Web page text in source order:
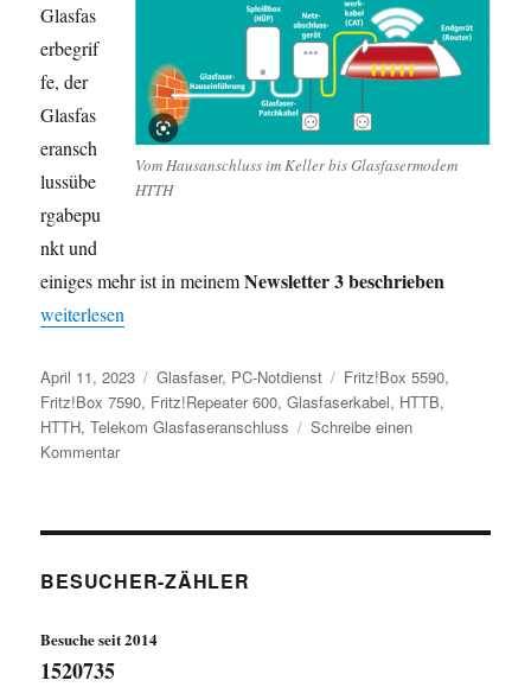
Vom Hausanschluss im Keller bis Glasfasermodem
HTTH
Glasfas
erbegrif
fe, der
Glasfas
eransch
lussübe
rgabepu
nkt und
einiges mehr ist in meinemNewsletter 3 beschrieben
„Newsletter 3 – Glasfaseranschluss – Glasfaserrouter“
weiterlesen
Veröffentlicht
am
April 11, 2023 Kategorien
Glasfaser, PC-Notdienst Schlagwörter
Fritz!Box 5590,
Fritz!Box 7590, Fritz!Repeater 600,Glasfaserkabel, HTTB,
HTTH,Telekom Glasfaseranschluss
Schreibe einen
Kommentarzu
–
BESUCHER-ZÄHLER
Besuche seit 2014
1520735